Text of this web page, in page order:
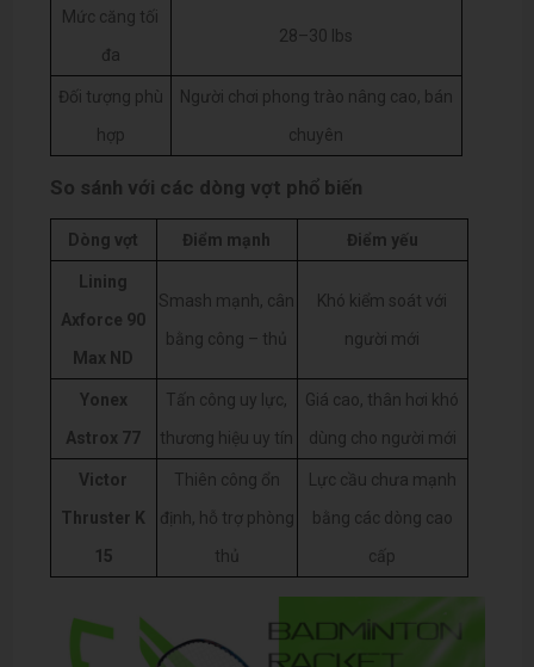
Mức căng tối
đa
28–30 lbs
Đối tượng phù
hợp
Người chơi phong trào nâng cao, bán
chuyên
So sánh với các dòng vợt phổ biến
Dòng vợt Điểm mạnh Điểm yếu
Lining
Axforce 90
Max ND
Smash mạnh, cân
bằng công – thủ
Khó kiểm soát với
người mới
Yonex
Astrox 77
Tấn công uy lực,
thương hiệu uy tín
Giá cao, thân hơi khó
dùng cho người mới
Victor
Thruster K
15
Thiên công ổn
định, hỗ trợ phòng
thủ
Lực cầu chưa mạnh
bằng các dòng cao
cấp